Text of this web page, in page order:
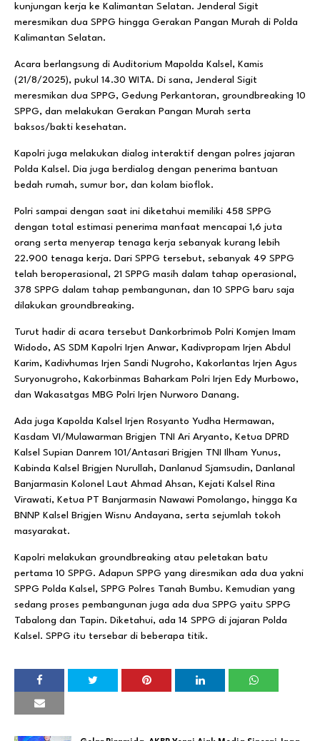
kunjungan kerja ke Kalimantan Selatan. Jenderal Sigit
meresmikan dua SPPG hingga Gerakan Pangan Murah di Polda
Kalimantan Selatan.
Acara berlangsung di Auditorium Mapolda Kalsel, Kamis
(21/8/2025), pukul 14.30 WITA. Di sana, Jenderal Sigit
meresmikan dua SPPG, Gedung Perkantoran, groundbreaking 10
SPPG, dan melakukan Gerakan Pangan Murah serta
baksos/bakti kesehatan.
Kapolri juga melakukan dialog interaktif dengan polres jajaran
Polda Kalsel. Dia juga berdialog dengan penerima bantuan
bedah rumah, sumur bor, dan kolam bioflok.
Polri sampai dengan saat ini diketahui memiliki 458 SPPG
dengan total estimasi penerima manfaat mencapai 1,6 juta
orang serta menyerap tenaga kerja sebanyak kurang lebih
22.900 tenaga kerja. Dari SPPG tersebut, sebanyak 49 SPPG
telah beroperasional, 21 SPPG masih dalam tahap operasional,
378 SPPG dalam tahap pembangunan, dan 10 SPPG baru saja
dilakukan groundbreaking.
Turut hadir di acara tersebut Dankorbrimob Polri Komjen Imam
Widodo, AS SDM Kapolri Irjen Anwar, Kadivpropam Irjen Abdul
Karim, Kadivhumas Irjen Sandi Nugroho, Kakorlantas Irjen Agus
Suryonugroho, Kakorbinmas Baharkam Polri Irjen Edy Murbowo,
dan Wakasatgas MBG Polri Irjen Nurworo Danang.
Ada juga Kapolda Kalsel Irjen Rosyanto Yudha Hermawan,
Kasdam VI/Mulawarman Brigjen TNI Ari Aryanto, Ketua DPRD
Kalsel Supian Danrem 101/Antasari Brigjen TNI Ilham Yunus,
Kabinda Kalsel Brigjen Nurullah, Danlanud Sjamsudin, Danlanal
Banjarmasin Kolonel Laut Ahmad Ahsan, Kejati Kalsel Rina
Virawati, Ketua PT Banjarmasin Nawawi Pomolango, hingga Ka
BNNP Kalsel Brigjen Wisnu Andayana, serta sejumlah tokoh
masyarakat.
Kapolri melakukan groundbreaking atau peletakan batu
pertama 10 SPPG. Adapun SPPG yang diresmikan ada dua yakni
SPPG Polda Kalsel, SPPG Polres Tanah Bumbu. Kemudian yang
sedang proses pembangunan juga ada dua SPPG yaitu SPPG
Tabalong dan Tapin. Diketahui, ada 14 SPPG di jajaran Polda
Kalsel. SPPG itu tersebar di beberapa titik.